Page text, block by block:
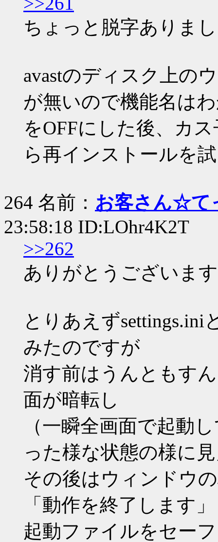
ちょっと脱字ありま
avastのディスク上の
が無いので機能名は
をOFFにした後、カ
ら再インストールを
264 名前： お客さん☆て
23:58:18 ID:LOhr4K2T
>>262
ありがとうございま
とりあえずsettings.ini
みたのですが
消す前はうんともす
面が暗転し
（一瞬全画面で起動
った様な状態の様に
その後はウィンドウ
「動作を終了します
起動ファイルをセー